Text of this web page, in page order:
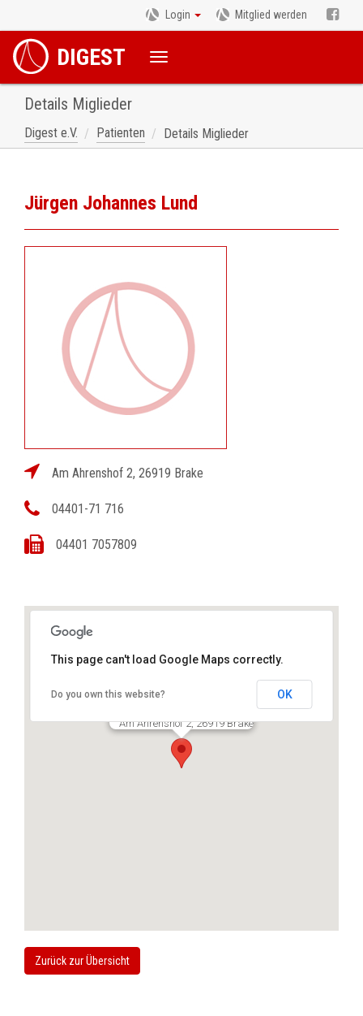
Login Mitglied werden
DIGEST
Details Miglieder
Digest e.V. Patienten Details Miglieder
Jürgen Johannes Lund
Am Ahrenshof 2, 26919 Brake
04401-71 716
04401 7057809
Am Ahrenshof 2, 26919 Brake
This page can't load Google Maps correctly.
Do you own this website? OK
Zurück zur Übersicht